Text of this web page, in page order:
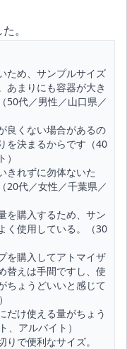
。
ため、サンプルサイズ
あまりにも容器が大き
50代／男性／山口県／
良くない場合があるの
を決まるからです（40
きれずに勿体ないた
20代／女性／千葉県／
を購入するため、サン
く使用している。（30
を購入してアトマイザ
替えは手間ですし、使
ちょうどいいと感じて
だけ使える量がちょう
、アルバイト）
で便利なサイズ。